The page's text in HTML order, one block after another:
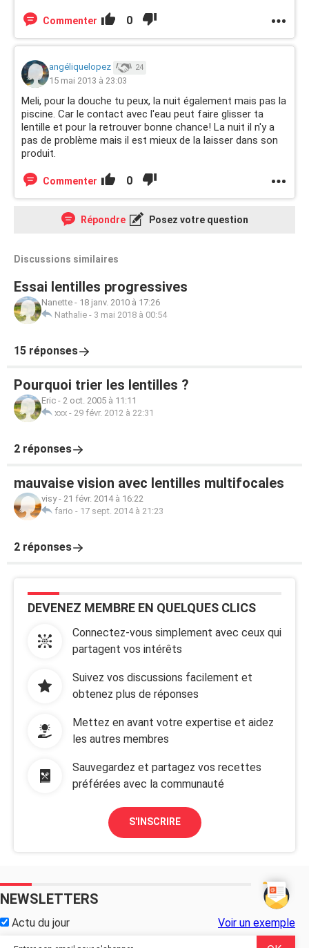
Commenter 0
angéliquelopez 24
15 mai 2013 à 23:03
Meli, pour la douche tu peux, la nuit également mais pas la
piscine. Car le contact avec l'eau peut faire glisser ta
lentille et pour la retrouver bonne chance! La nuit il n'y a
pas de problème mais il est mieux de la laisser dans son
produit.
Commenter 0
Répondre Posez votre question
Discussions similaires
Essai lentilles progressives
Nanette - 18 janv. 2010 à 17:26
Nathalie - 3 mai 2018 à 00:54
15 réponses
Pourquoi trier les lentilles ?
Eric - 2 oct. 2005 à 11:11
xxx - 29 févr. 2012 à 22:31
2 réponses
mauvaise vision avec lentilles multifocales
visy- 21 févr. 2014 à 16:22
fario - 17 sept. 2014 à 21:23
2 réponses
DEVENEZ MEMBRE EN QUELQUES CLICS
Connectez-vous simplement avec ceux qui
partagent vos intérêts
Suivez vos discussions facilement et
obtenez plus de réponses
Mettez en avant votre expertise et aidez
les autres membres
Sauvegardez et partagez vos recettes
préférées avec la communauté
S'INSCRIRE
NEWSLETTERS
Actu du jour Voir un exemple